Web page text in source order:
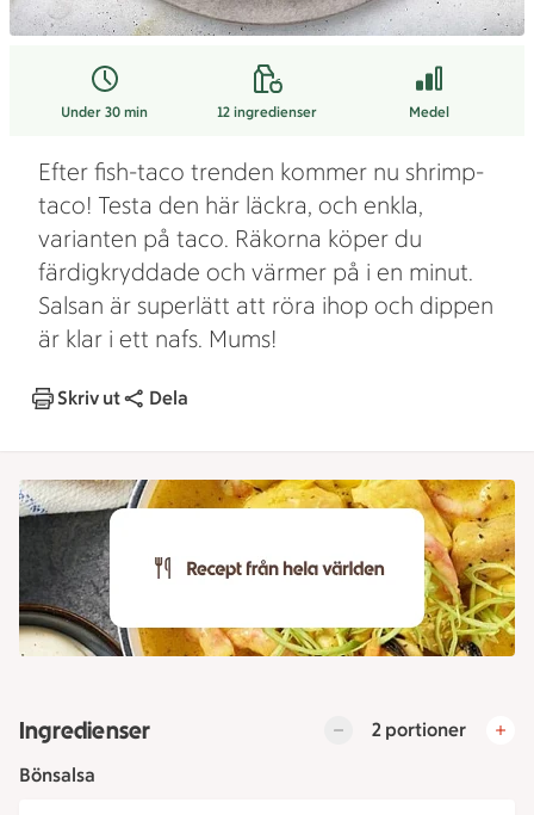
Under 30 min 12 ingredienser Medel
Efter fish-taco trenden kommer nu shrimp-
taco! Testa den här läckra, och enkla,
varianten på taco. Räkorna köper du
färdigkryddade och värmer på i en minut.
Salsan är superlätt att röra ihop och dippen
är klar i ett nafs. Mums!
Skriv ut Dela
Ingredienser
2 portioner
Bönsalsa